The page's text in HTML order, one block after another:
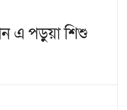
এ পড়ুয়া শিশু